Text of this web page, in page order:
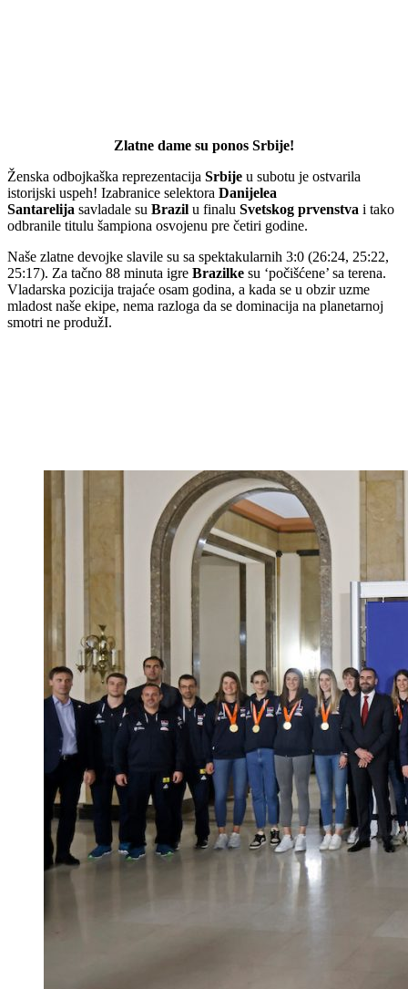
Zlatne dame su ponos Srbije!
Ženska odbojkaška reprezentacija Srbije u subotu je ostvarila
istorijski uspeh! Izabranice selektora Danijelea
Santarelija savladale su Brazil u finalu Svetskog prvenstva i tako
odbranile titulu šampiona osvojenu pre četiri godine.
Naše zlatne devojke slavile su sa spektakularnih 3:0 (26:24, 25:22,
25:17). Za tačno 88 minuta igre Brazilke su ‘počišćene’ sa terena.
Vladarska pozicija trajaće osam godina, a kada se u obzir uzme
mladost naše ekipe, nema razloga da se dominacija na planetarnoj
smotri ne produžI.